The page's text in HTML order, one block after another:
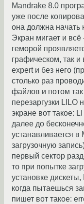
Mandrake 8.0
уже после
она должна начать
Экран мигает и всё
геморой
графическом, так
expert и без него
столько раз
файлов и потом
перезаргузки LILO
экране вот такое:
далее до
устанавливается
загрузочную
первый сектор
то при попытке
установке дискеты,
когда пытаешься
пишет вот такое: